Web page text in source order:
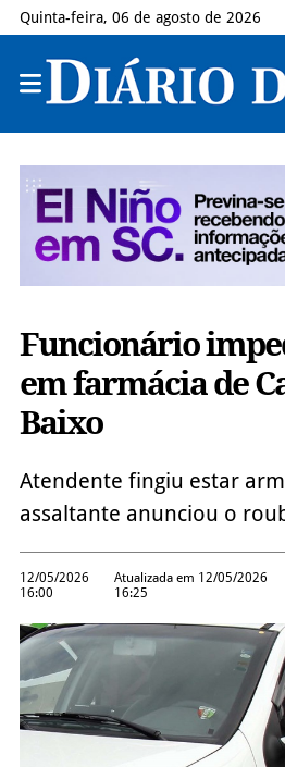
Quinta-feira, 06 de agosto de 2026
Funcionário
em farmácia de
Baixo
Atendente fingiu estar
assaltante anunciou o
12/05/2026
16:00
Atualizada em 12/05/2026
16:25